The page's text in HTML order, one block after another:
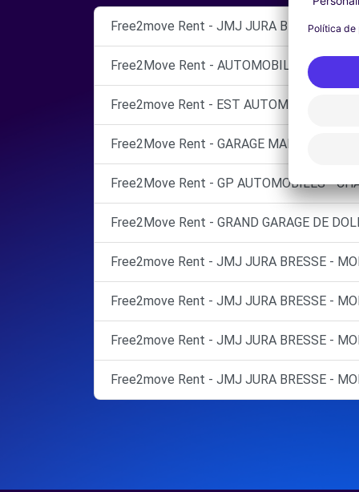
Free2move Rent - JMJ JURA BRESSE -
Free2Move Rent - AUTOMOBILES DU
Free2move Rent - EST AUTOMOBILE -
Free2Move Rent - GARAGE MARTIGNONI
Free2Move Rent - GP AUTOMOBILES -
Free2Move Rent - GRAND GARAGE DE
Free2move Rent - JMJ JURA BRESSE -
Free2move Rent - JMJ JURA BRESSE -
Free2move Rent - JMJ JURA BRESSE -
Free2move Rent - JMJ JURA BRESSE -